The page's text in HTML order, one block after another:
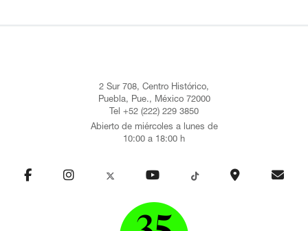
2 Sur 708, Centro Histórico,
Puebla, Pue., México 72000
Tel +52 (222) 229 3850
Abierto de miércoles a lunes de
10:00 a 18:00 h